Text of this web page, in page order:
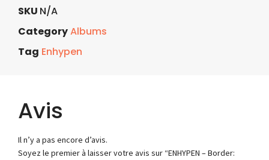
SKU N/A
CategoryAlbums
Tag Enhypen
Avis
Il n’y a pas encore d’avis.
Soyez le premier à laisser votre avis sur “ENHYPEN – Border: